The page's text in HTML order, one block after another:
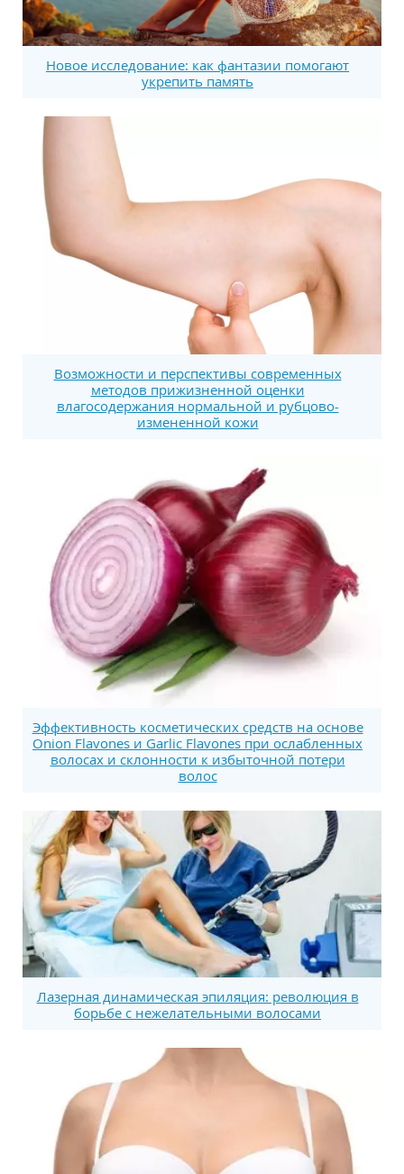
Новое исследование: как фантазии помогают
укрепить память
Возможности и перспективы современных
методов прижизненной оценки
влагосодержания нормальной и рубцово-
измененной кожи
Эффективность косметических средств на основе
Onion Flavones и Garlic Flavones при ослабленных
волосах и склонности к избыточной потери
волос
Лазерная динамическая эпиляция: революция в
борьбе с нежелательными волосами